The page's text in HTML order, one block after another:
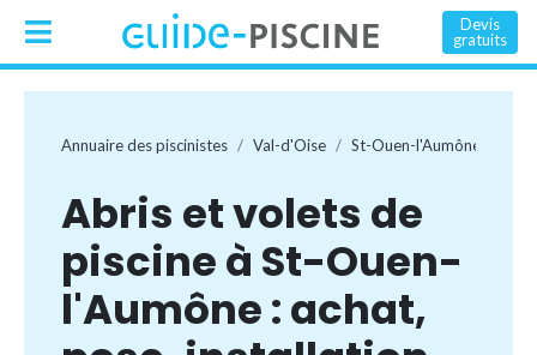
Devis
gratuits
Annuaire des piscinistes Val-d'Oise St-Ouen-l'Aumône
Abris et volets de
piscine à St-Ouen-
l'Aumône : achat,